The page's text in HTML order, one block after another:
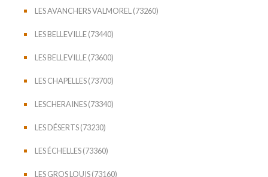
LES AVANCHERS VALMOREL (73260)
LES BELLEVILLE (73440)
LES BELLEVILLE (73600)
LES CHAPELLES (73700)
LESCHERAINES (73340)
LES DÉSERTS (73230)
LES ÉCHELLES (73360)
LES GROS LOUIS (73160)